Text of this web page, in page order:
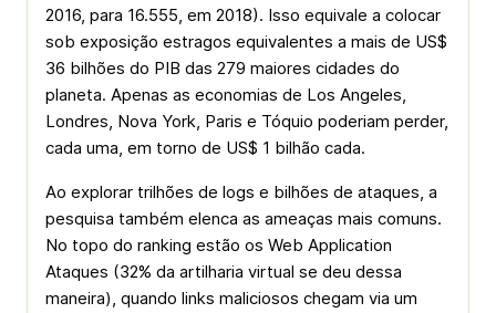
2016, para 16.555, em 2018). Isso equivale a colocar
sob exposição estragos equivalentes a mais de US$
36 bilhões do PIB das 279 maiores cidades do
planeta. Apenas as economias de Los Angeles,
Londres, Nova York, Paris e Tóquio poderiam perder,
cada uma, em torno de US$ 1 bilhão cada.
Ao explorar trilhões de logs e bilhões de ataques, a
pesquisa também elenca as ameaças mais comuns.
No topo do ranking estão os Web Application
Ataques (32% da artilharia virtual se deu dessa
maneira), quando links maliciosos chegam via um